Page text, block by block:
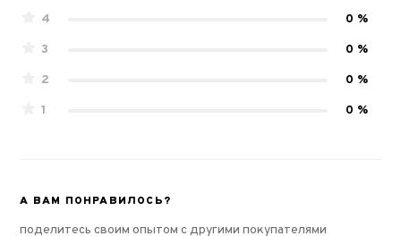
4
0 %
3
0 %
2
0 %
1
0 %
А ВАМ ПОНРАВИЛОСЬ?
поделитесь своим опытом с другими покупателями